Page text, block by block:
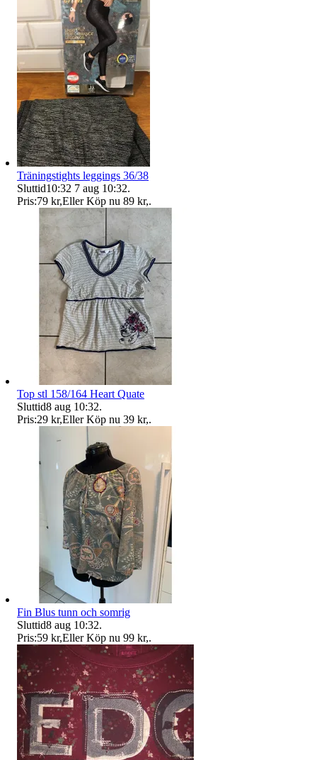
Träningstights leggings 36/38
Sluttid10:32 7 aug 10:32.
Pris:79 kr,Eller Köp nu 89 kr,.
Top stl 158/164 Heart Quate
Sluttid8 aug 10:32.
Pris:29 kr,Eller Köp nu 39 kr,.
Fin Blus tunn och somrig
Sluttid8 aug 10:32.
Pris:59 kr,Eller Köp nu 99 kr,.